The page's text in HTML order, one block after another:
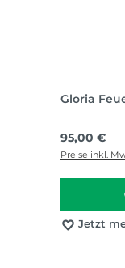
Gloria
Regulärer
95,00 €
Preise inkl.
Jetzt